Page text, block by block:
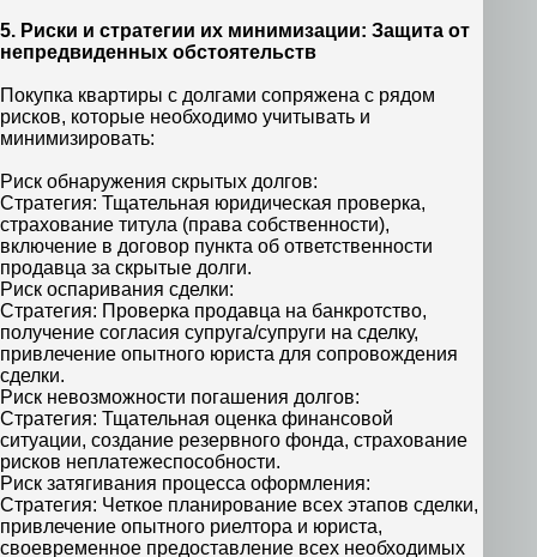
5. Риски и стратегии их минимизации: Защита от
непредвиденных обстоятельств
Покупка квартиры с долгами сопряжена с рядом
рисков, которые необходимо учитывать и
минимизировать:
Риск обнаружения скрытых долгов:
Стратегия: Тщательная юридическая проверка,
страхование титула (права собственности),
включение в договор пункта об ответственности
продавца за скрытые долги.
Риск оспаривания сделки:
Стратегия: Проверка продавца на банкротство,
получение согласия супруга/супруги на сделку,
привлечение опытного юриста для сопровождения
сделки.
Риск невозможности погашения долгов:
Стратегия: Тщательная оценка финансовой
ситуации, создание резервного фонда, страхование
рисков неплатежеспособности.
Риск затягивания процесса оформления:
Стратегия: Четкое планирование всех этапов сделки,
привлечение опытного риелтора и юриста,
своевременное предоставление всех необходимых